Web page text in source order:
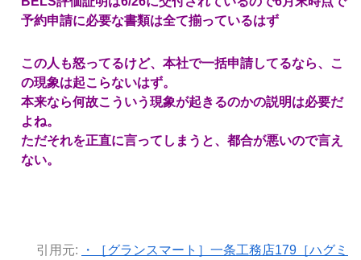
予約申請に必要な書類は全て揃っているはず
この人も怒ってるけど、本社で一括申請してるなら、こ
の現象は起こらないはず。
本来なら何故こういう現象が起きるのかの説明は必要だ
よね。
ただそれを正直に言ってしまうと、都合が悪いので言え
ない。
引用元:
・［グランスマート］一条工務店179［ハグミ